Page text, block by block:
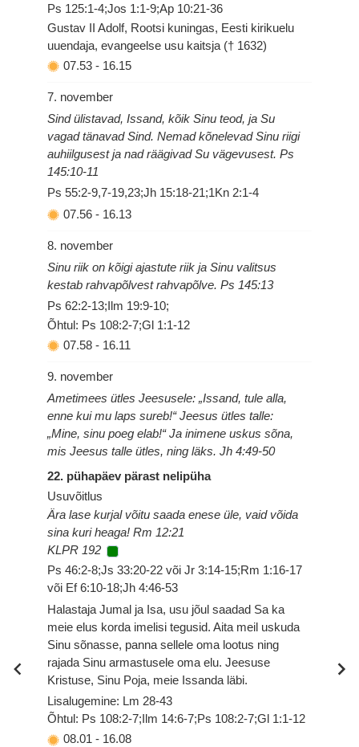
Ps 125:1-4;Jos 1:1-9;Ap 10:21-36
Gustav II Adolf, Rootsi kuningas, Eesti kirikuelu
uuendaja, evangeelse usu kaitsja († 1632)
07.53 - 16.15
7. november
Sind ülistavad, Issand, kõik Sinu teod, ja Su
vagad tänavad Sind. Nemad kõnelevad Sinu riigi
auhiilgusest ja nad räägivad Su vägevusest. Ps
145:10-11
Ps 55:2-9,7-19,23;Jh 15:18-21;1Kn 2:1-4
07.56 - 16.13
8. november
Sinu riik on kõigi ajastute riik ja Sinu valitsus
kestab rahvapõlvest rahvapõlve. Ps 145:13
Ps 62:2-13;Ilm 19:9-10;
Õhtul: Ps 108:2-7;Gl 1:1-12
07.58 - 16.11
9. november
Ametimees ütles Jeesusele: „Issand, tule alla,
enne kui mu laps sureb!“ Jeesus ütles talle:
„Mine, sinu poeg elab!“ Ja inimene uskus sõna,
mis Jeesus talle ütles, ning läks. Jh 4:49-50
22. pühapäev pärast nelipüha
Usuvõitlus
Ära lase kurjal võitu saada enese üle, vaid võida
sina kuri heaga! Rm 12:21
KLPR 192
Ps 46:2-8;Js 33:20-22 või Jr 3:14-15;Rm 1:16-17
või Ef 6:10-18;Jh 4:46-53
Halastaja Jumal ja Isa, usu jõul saadad Sa ka
meie elus korda imelisi tegusid. Aita meil uskuda
Sinu sõnasse, panna sellele oma lootus ning
rajada Sinu armastusele oma elu. Jeesuse
Kristuse, Sinu Poja, meie Issanda läbi.
Lisalugemine: Lm 28-43
Õhtul: Ps 108:2-7;Ilm 14:6-7;Ps 108:2-7;Gl 1:1-12
08.01 - 16.08